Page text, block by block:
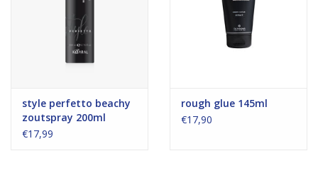
style perfetto beachy
zoutspray 200ml
€17,99
rough glue 145ml
€17,90